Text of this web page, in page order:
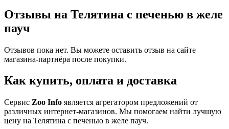
Отзывы на Телятина с печенью в желе
пауч
Отзывов пока нет. Вы можете оставить отзыв на сайте
магазина-партнёра после покупки.
Как купить, оплата и доставка
Сервис Zoo Info является агрегатором предложений от
различных интернет-магазинов. Мы помогаем найти лучшую
цену на Телятина с печенью в желе пауч.